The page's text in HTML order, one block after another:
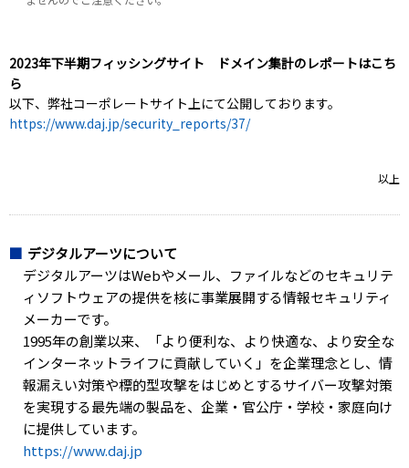
2023年下半期フィッシングサイト ドメイン集計のレポートはこち
ら
以下、弊社コーポレートサイト上にて公開しております。
https://www.daj.jp/security_reports/37/
以上
デジタルアーツについて
デジタルアーツはWebやメール、ファイルなどのセキュリテ
ィソフトウェアの提供を核に事業展開する情報セキュリティ
メーカーです。
1995年の創業以来、「より便利な、より快適な、より安全な
インターネットライフに貢献していく」を企業理念とし、情
報漏えい対策や標的型攻撃をはじめとするサイバー攻撃対策
を実現する最先端の製品を、企業・官公庁・学校・家庭向け
に提供しています。
https://www.daj.jp